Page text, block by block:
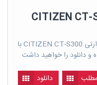
برای دسترسی به مطلب درایور پرینتر حرارتی CITIZEN CT-S300 با
دانلود را خواهید داشت
دانلود